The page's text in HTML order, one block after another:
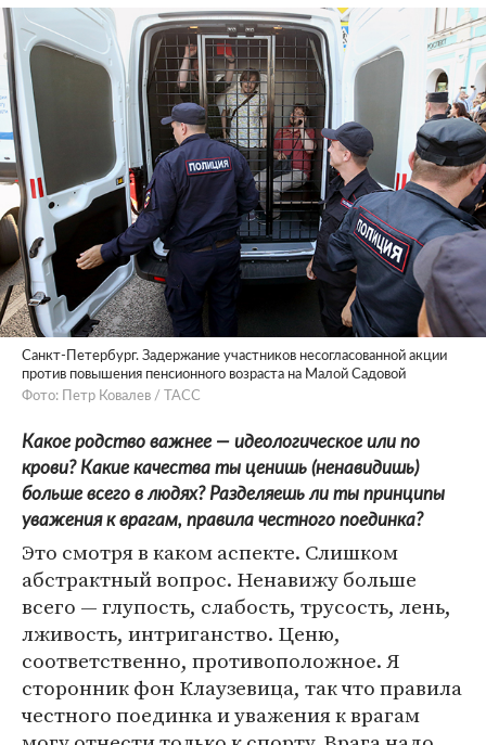
Санкт-Петербург. Задержание участников несогласованной акции
против повышения пенсионного возраста на Малой Садовой
Фото: Петр Ковалев / ТАСС
Какое родство важнее — идеологическое или по
крови? Какие качества ты ценишь (ненавидишь)
больше всего в людях? Разделяешь ли ты принципы
уважения к врагам, правила честного поединка?
Это смотря в каком аспекте. Слишком
абстрактный вопрос. Ненавижу больше
всего — глупость, слабость, трусость, лень,
лживость, интриганство. Ценю,
соответственно, противоположное. Я
сторонник фон Клаузевица, так что правила
честного поединка и уважения к врагам